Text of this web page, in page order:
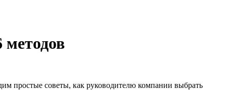
методов
простые советы, как руководителю компании выбрать